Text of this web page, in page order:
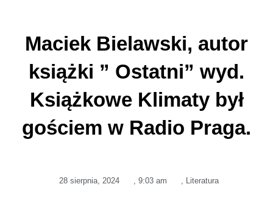
Maciek Bielawski, autor
książki ” Ostatni” wyd.
Książkowe Klimaty był
gościem w Radio Praga.
28 sierpnia, 2024 9:03 am Literatura